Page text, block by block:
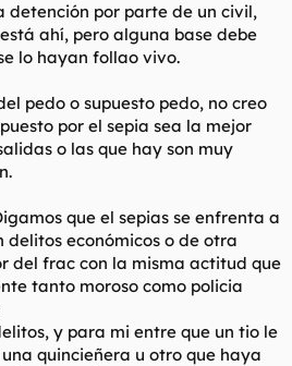
que tener algo que es básico y
la garantía de que la parte
si no es así no hay nada que
con la policía es relativa,
con la policía está
policial de la zona, con el que
controlar la situación al milímetro.
Le golpea porque cuando le entra, el
su brazo de barrera, en un lenguaje
intenta acelerar el paso.
de sobra. Es la reacción del
detención por parte de un civil,
ahí, pero alguna base debe
lo hayan follao vivo.
pedo o supuesto pedo, no creo
por el sepia sea la mejor
o las que hay son muy
que el sepias se enfrenta a
delitos económicos o de otra
del frac con la misma actitud que
tanto moroso como policia
y para mi entre que un tio le
quincieñera u otro que haya